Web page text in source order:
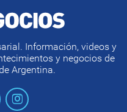
Información, videos y
y negocios de
Argentina.